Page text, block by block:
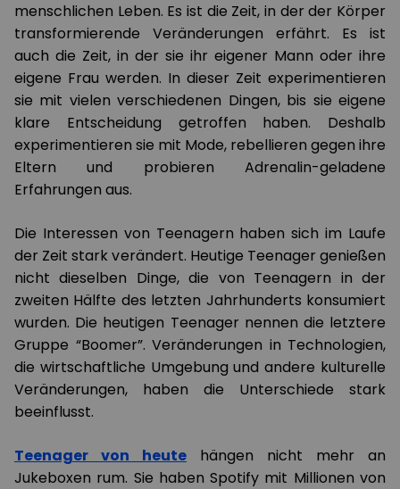
menschlichen Leben. Es ist die Zeit, in der der Körper
transformierende Veränderungen erfährt. Es ist
auch die Zeit, in der sie ihr eigener Mann oder ihre
eigene Frau werden. In dieser Zeit experimentieren
sie mit vielen verschiedenen Dingen, bis sie eigene
klare Entscheidung getroffen haben. Deshalb
experimentieren sie mit Mode, rebellieren gegen ihre
Eltern und probieren Adrenalin-geladene
Erfahrungen aus.
Die Interessen von Teenagern haben sich im Laufe
der Zeit stark verändert. Heutige Teenager genießen
nicht dieselben Dinge, die von Teenagern in der
zweiten Hälfte des letzten Jahrhunderts konsumiert
wurden. Die heutigen Teenager nennen die letztere
Gruppe “Boomer”. Veränderungen in Technologien,
die wirtschaftliche Umgebung und andere kulturelle
Veränderungen, haben die Unterschiede stark
beeinflusst.
Teenager von heute hängen nicht mehr an
Jukeboxen rum. Sie haben Spotify mit Millionen von